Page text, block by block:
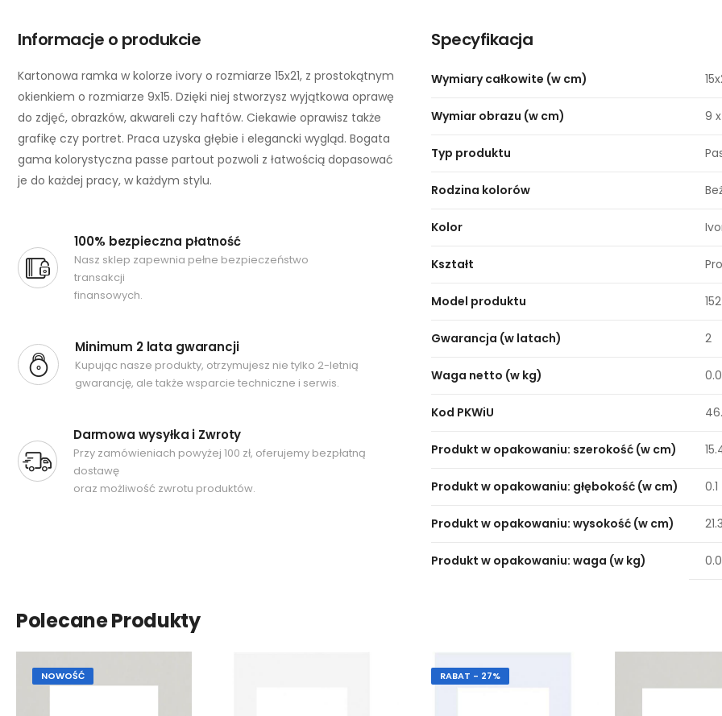
Informacje o produkcie
Kartonowa ramka w kolorze ivory o rozmiarze 15x21, z prostokątnym
okienkiem o rozmiarze 9x15. Dzięki niej stworzysz wyjątkowa oprawę
do zdjęć, obrazków, akwareli czy haftów. Ciekawie oprawisz także
grafikę czy portret. Praca uzyska głębie i elegancki wygląd. Bogata
gama kolorystyczna passe partout pozwoli z łatwością dopasować
je do każdej pracy, w każdym stylu.
100% bezpieczna płatność
Nasz sklep zapewnia pełne bezpieczeństwo
transakcji
finansowych.
Minimum 2 lata gwarancji
Kupując nasze produkty, otrzymujesz nie tylko 2-letnią
gwarancję, ale także wsparcie techniczne i serwis.
Darmowa wysyłka i Zwroty
Przy zamówieniach powyżej 100 zł, oferujemy bezpłatną
dostawę
oraz możliwość zwrotu produktów.
Specyfikacja
Wymiary całkowite (w cm)
Wymiar obrazu (w cm) 9
Typ produktu
Rodzina kolorów
Kolor
Kształt
Model produktu 152
Gwarancja (w latach) 2
Waga netto (w kg)
Kod PKWiU
Produkt w opakowaniu: szerokość (w cm)
Produkt w opakowaniu: głębokość (w cm) 0.1
Produkt w opakowaniu: wysokość (w cm)
Produkt w opakowaniu: waga (w kg)
Polecane Produkty
NOWOŚĆ RABAT - 27%